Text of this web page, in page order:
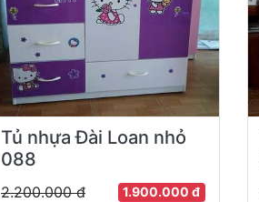
Tủ nhựa Đài Loan nhỏ
088
2.200.000 đ 1.900.000 đ